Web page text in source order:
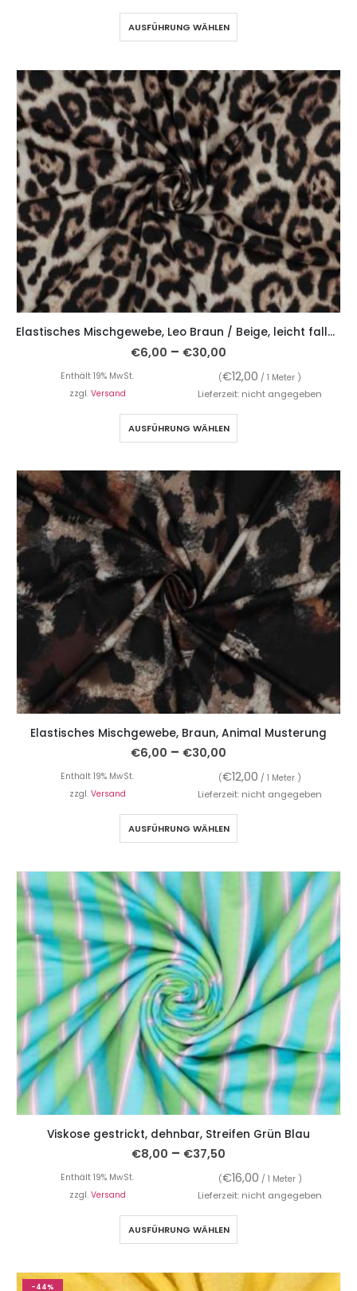
AUSFÜHRUNG WÄHLEN
Elastisches Mischgewebe, Leo Braun / Beige, leicht fallend
€6,00 – €30,00
Enthält 19% MwSt. (€12,00 / 1 Meter )
zzgl. Versand Lieferzeit: nicht angegeben
AUSFÜHRUNG WÄHLEN
Elastisches Mischgewebe, Braun, Animal Musterung
€6,00 – €30,00
Enthält 19% MwSt. (€12,00 / 1 Meter )
zzgl. Versand Lieferzeit: nicht angegeben
AUSFÜHRUNG WÄHLEN
Viskose gestrickt, dehnbar, Streifen Grün Blau
€8,00 – €37,50
Enthält 19% MwSt. (€16,00 / 1 Meter )
zzgl. Versand Lieferzeit: nicht angegeben
AUSFÜHRUNG WÄHLEN
-44%